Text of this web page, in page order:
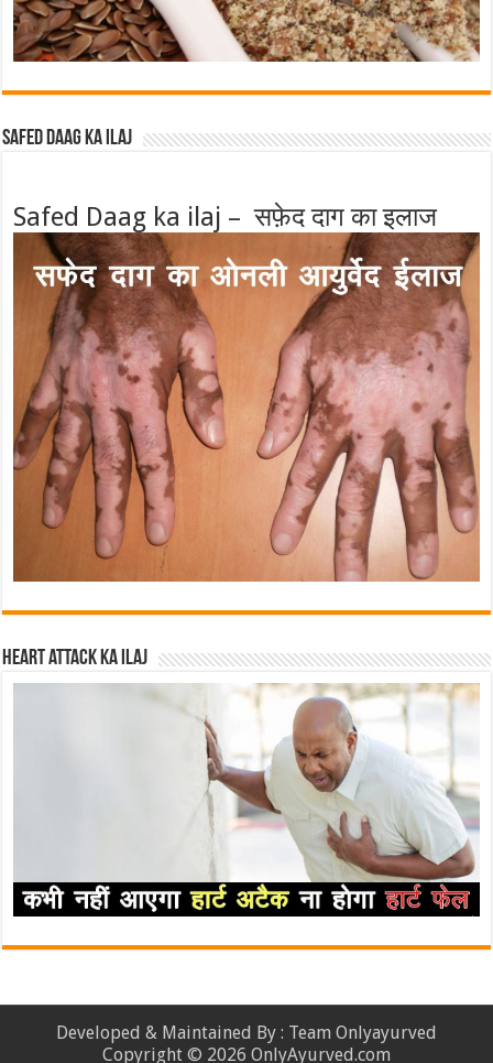
Safed Daag ka ilaj
Safed Daag ka ilaj – सफ़ेद दाग का इलाज
Heart attack ka ilaj
Developed & Maintained By : Team Onlyayurved
Copyright © 2026 OnlyAyurved.com